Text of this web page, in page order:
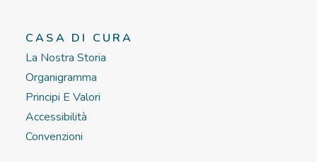
CASA DI CURA
La Nostra Storia
Organigramma
Principi E Valori
Accessibilità
Convenzioni